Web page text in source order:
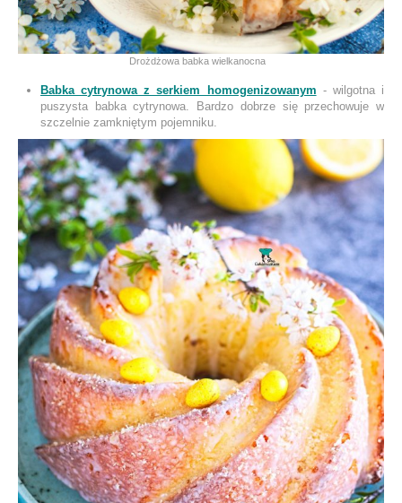
Drożdżowa babka wielkanocna
Babka cytrynowa z serkiem homogenizowanym - wilgotna i
puszysta babka cytrynowa. Bardzo dobrze się przechowuje w
szczelnie zamkniętym pojemniku.